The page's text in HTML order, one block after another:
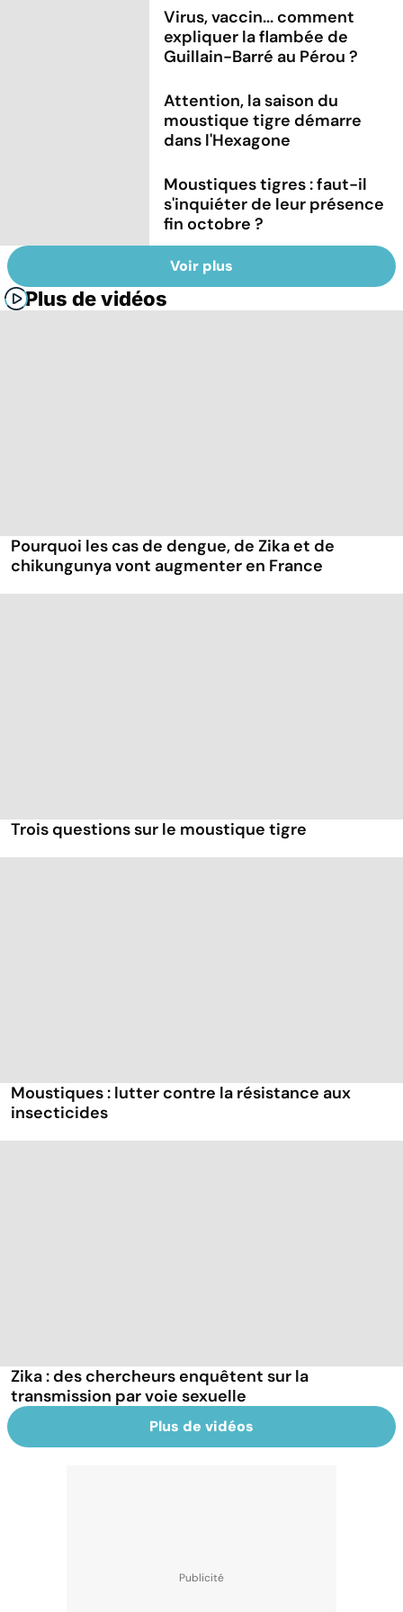
Virus, vaccin... comment
expliquer la flambée de
Guillain-Barré au Pérou ?
Attention, la saison du
moustique tigre démarre
dans l'Hexagone
Moustiques tigres : faut-il
s'inquiéter de leur présence
fin octobre ?
Voir plus
Plus de vidéos
Pourquoi les cas de dengue, de Zika et de
chikungunya vont augmenter en France
Trois questions sur le moustique tigre
Moustiques : lutter contre la résistance aux
insecticides
Zika : des chercheurs enquêtent sur la
transmission par voie sexuelle
Plus de vidéos